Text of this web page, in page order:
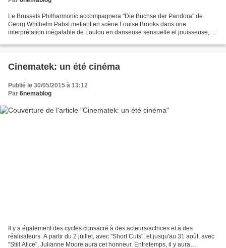
Le Brussels Philharmonic accompagnera "Die Büchse der Pandora" de
Georg Whilhelm Pabst mettant en scène Louise Brooks dans une
interprétation inégalable de Loulou en danseuse sensuelle et jouisseuse, ce
Cinematek: un été cinéma
Publié le 30/05/2015 à 13:12
Par 6nemablog
Il y a également des cycles consacré à des acteurs/actrices et à des
réalisateurs. A partir du 2 juillet, avec "Short Cuts", et jusqu'au 31 août, avec
"Still Alice", Julianne Moore aura cet honneur. Entretemps, il y aura